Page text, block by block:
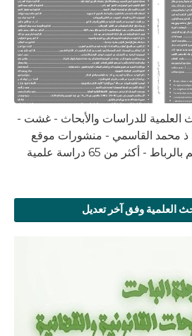
العلمية للدراسات والأبحاث - غشت -
ذ محمد القاسمي - منشورات موقع
- أكثر من 65 دراسة علمية
العلمية وفق آخر تعديل